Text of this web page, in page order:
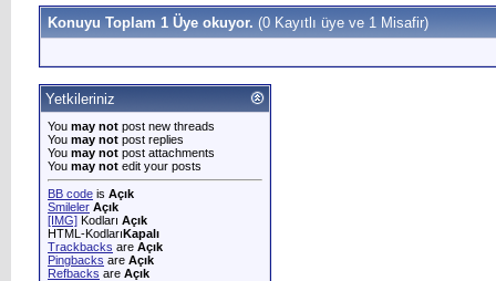
Konuyu Toplam 1 Üye okuyor. (0 Kayıtlı üye ve 1 Misafir)
Yetkileriniz
You may not post new threads
You may not post replies
You may not post attachments
You may not edit your posts
BB code is Açık
Smileler Açık
[IMG] Kodları Açık
HTML-KodlarıKapalı
Trackbacks are Açık
Pingbacks are Açık
Refbacks are Açık